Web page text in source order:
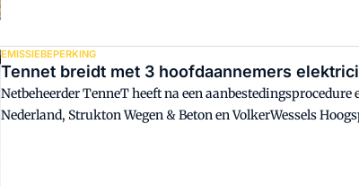
EMISSIEBEPERKING
Tennet breidt met 3 hoofdaannemers
Netbeheerder TenneT heeft na een
Nederland, Strukton Wegen & Beton en VolkerWessels